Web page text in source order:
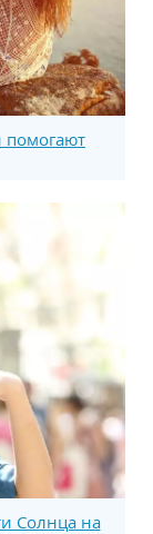
помогают
Солнца на